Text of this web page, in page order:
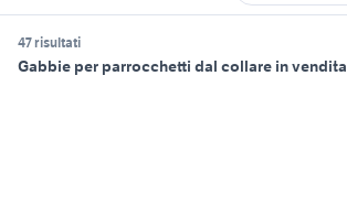
47 risultati
Gabbie per parrocchetti dal collare in vendita